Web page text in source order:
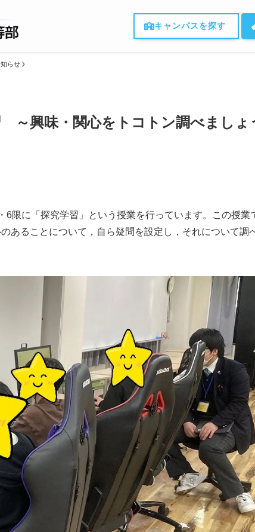
キャンパスを探す
知らせ
～興味・関心をトコトン調べましょ
6限に「探究学習」という授業を行っています。この授業
あることについて，自ら疑問を設定し，それについて調